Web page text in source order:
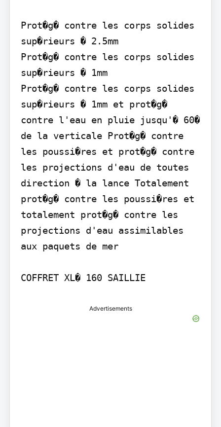
Prot�g� contre les corps solides
sup�rieurs � 2.5mm
Prot�g� contre les corps solides
sup�rieurs � 1mm
Prot�g� contre les corps solides
sup�rieurs � 1mm et prot�g�
contre l'eau en pluie jusqu'� 60�
de la verticale Prot�g� contre
les poussi�res et prot�g� contre
les projections d'eau de toutes
direction � la lance Totalement
prot�g� contre les poussi�res et
totalement prot�g� contre les
projections d'eau assimilables
aux paquets de mer
COFFRET XL� 160 SAILLIE
Advertisements